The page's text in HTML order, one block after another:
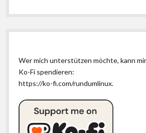
Wer mich unterstützen möchte, kann
Ko-Fi spendieren:
https://ko-fi.com/rundumlinux.